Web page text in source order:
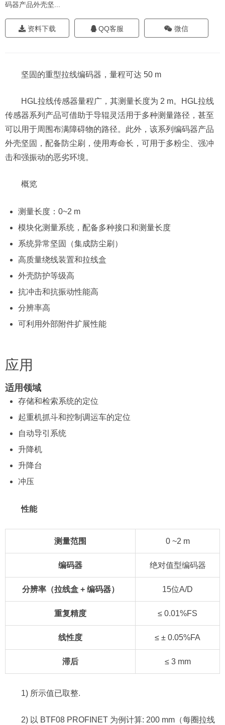
码器产品外壳坚...
资料下载 QQ客服 微信
坚固的重型拉线编码器，量程可达 50 m
HGL拉线传感器量程广，其测量长度为 2 m。HGL拉线
传感器系列产品可借助于导辊灵活用于多种测量路径，甚至
可以用于周围布满障碍物的路径。此外，该系列编码器产品
外壳坚固，配备防尘刷，使用寿命长，可用于多粉尘、强冲
击和强振动的恶劣环境。
概览
测量长度：0~2 m
模块化测量系统，配备多种接口和测量长度
系统异常坚固（集成防尘刷）
高质量绕线装置和拉线盒
外壳防护等级高
抗冲击和抗振动性能高
分辨率高
可利用外部附件扩展性能
应用
适用领域
存储和检索系统的定位
起重机抓斗和控制调运车的定位
自动导引系统
升降机
升降台
冲压
性能
测量范围 0 ~2 m
编码器 绝对值型编码器
分辨率（拉线盒 + 编码器） 15位A/D
重复精度 ≤ 0.01%FS
线性度 ≤ ± 0.05%FA
滞后 ≤ 3 mm
1) 所示值已取整.
2) 以 BTF08 PROFINET 为例计算: 200 mm（每圈拉线